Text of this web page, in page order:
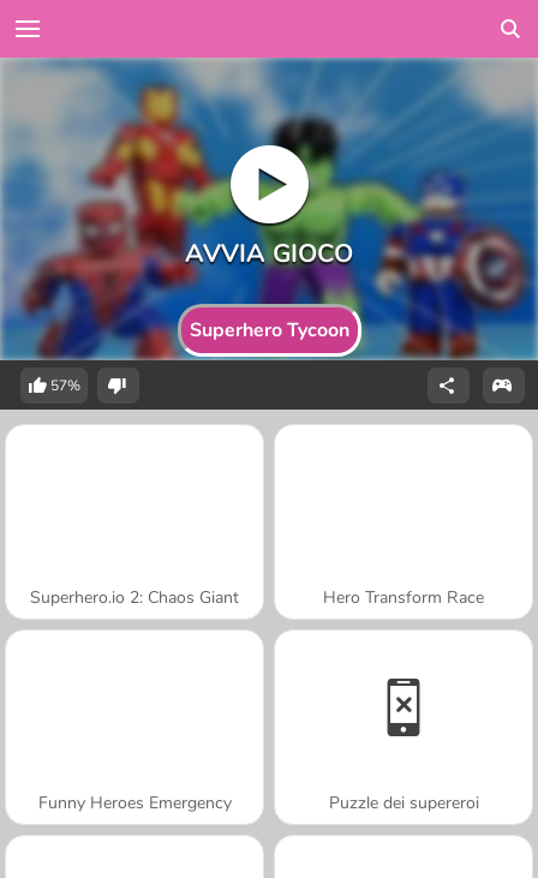
Superhero Tycoon
57%
Superhero.io 2: Chaos Giant Hero Transform Race
Funny Heroes Emergency Puzzle dei supereroi